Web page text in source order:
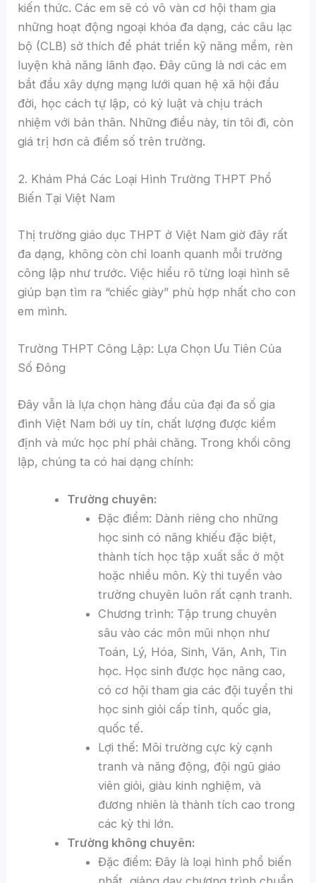
kiến thức. Các em sẽ có vô vàn cơ hội tham gia
những hoạt động ngoại khóa đa dạng, các câu lạc
bộ (CLB) sở thích để phát triển kỹ năng mềm, rèn
luyện khả năng lãnh đạo. Đây cũng là nơi các em
bắt đầu xây dựng mạng lưới quan hệ xã hội đầu
đời, học cách tự lập, có kỷ luật và chịu trách
nhiệm với bản thân. Những điều này, tin tôi đi, còn
giá trị hơn cả điểm số trên trường.
2. Khám Phá Các Loại Hình Trường THPT Phổ
Biến Tại Việt Nam
Thị trường giáo dục THPT ở Việt Nam giờ đây rất
đa dạng, không còn chỉ loanh quanh mỗi trường
công lập như trước. Việc hiểu rõ từng loại hình sẽ
giúp bạn tìm ra “chiếc giày” phù hợp nhất cho con
em mình.
Trường THPT Công Lập: Lựa Chọn Ưu Tiên Của
Số Đông
Đây vẫn là lựa chọn hàng đầu của đại đa số gia
đình Việt Nam bởi uy tín, chất lượng được kiểm
định và mức học phí phải chăng. Trong khối công
lập, chúng ta có hai dạng chính:
Trường chuyên:
Đặc điểm: Dành riêng cho những
học sinh có năng khiếu đặc biệt,
thành tích học tập xuất sắc ở một
hoặc nhiều môn. Kỳ thi tuyển vào
trường chuyên luôn rất cạnh tranh.
Chương trình: Tập trung chuyên
sâu vào các môn mũi nhọn như
Toán, Lý, Hóa, Sinh, Văn, Anh, Tin
học. Học sinh được học nâng cao,
có cơ hội tham gia các đội tuyển thi
học sinh giỏi cấp tỉnh, quốc gia,
quốc tế.
Lợi thế: Môi trường cực kỳ cạnh
tranh và năng động, đội ngũ giáo
viên giỏi, giàu kinh nghiệm, và
đương nhiên là thành tích cao trong
các kỳ thi lớn.
Trường không chuyên:
Đặc điểm: Đây là loại hình phổ biến